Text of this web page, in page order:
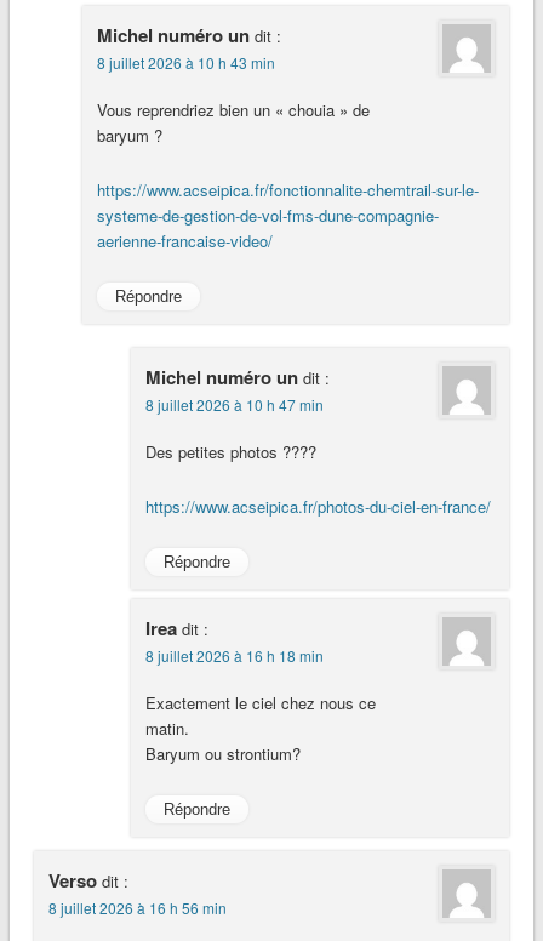
Michel numéro un dit :
8 juillet 2026 à 10 h 43 min
Vous reprendriez bien un « chouia » de
baryum ?
https://www.acseipica.fr/fonctionnalite-chemtrail-sur-le-
systeme-de-gestion-de-vol-fms-dune-compagnie-
aerienne-francaise-video/
Répondre
Michel numéro un dit :
8 juillet 2026 à 10 h 47 min
Des petites photos ????
https://www.acseipica.fr/photos-du-ciel-en-france/
Répondre
Irea dit :
8 juillet 2026 à 16 h 18 min
Exactement le ciel chez nous ce
matin.
Baryum ou strontium?
Répondre
Verso dit :
8 juillet 2026 à 16 h 56 min